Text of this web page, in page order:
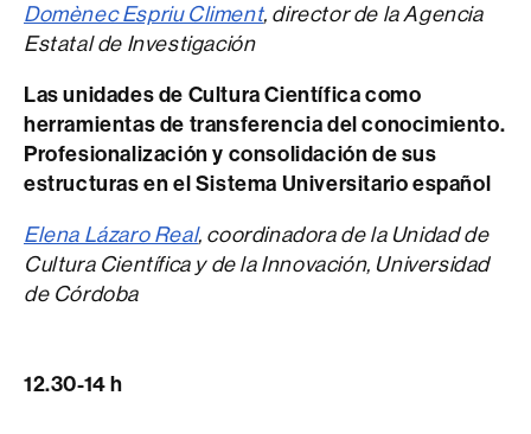
Domènec Espriu Climent, director de la Agencia
Estatal de Investigación
Las unidades de Cultura Científica como
herramientas de transferencia del conocimiento.
Profesionalización y consolidación de sus
estructuras en el Sistema Universitario español
Elena Lázaro Real, coordinadora de la Unidad de
Cultura Científica y de la Innovación, Universidad
de Córdoba
12.30-14 h